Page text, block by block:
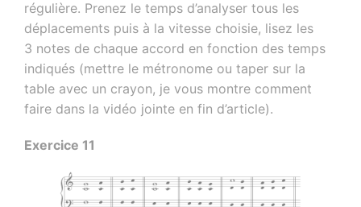
régulière. Prenez le temps d’analyser tous les
déplacements puis à la vitesse choisie, lisez les
3 notes de chaque accord en fonction des temps
indiqués (mettre le métronome ou taper sur la
table avec un crayon, je vous montre comment
faire dans la vidéo jointe en fin d’article).
Exercice 11